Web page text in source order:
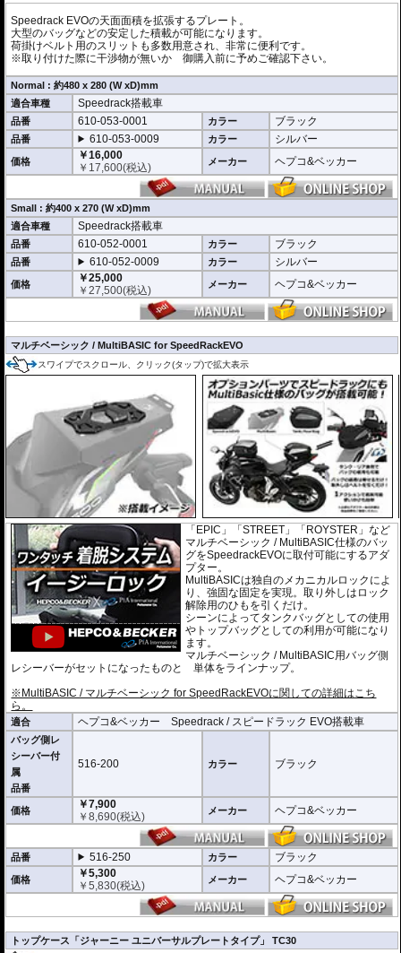
Speedrack EVOの天面面積を拡張するプレート。
大型のバッグなどの安定した積載が可能になります。
荷掛けベルト用のスリットも多数用意され、非常に便利です。
※取り付けた際に干渉物が無いか 御購入前に予めご確認下さい。
Normal : 約480 x 280 (W xD)mm
適合車種
Speedrack搭載車
品番 610-053-0001 カラー ブラック
品番 610-053-0009 カラー シルバー
価格
￥16,000
￥ 17,600(税込) メーカー ヘプコ&ベッカー
Small : 約400 x 270 (W xD)mm
適合車種
Speedrack搭載車
品番 610-052-0001 カラー ブラック
品番 610-052-0009 カラー シルバー
価格
￥25,000
￥27,500(税込) メーカー ヘプコ&ベッカー
マルチベーシック / MultiBASIC for SpeedRackEVO
スワイプでスクロール、クリック(タップ)で拡大表示
「EPIC」「STREET」「ROYSTER」など
マルチベーシック / MultiBASIC仕様のバッ
グをSpeedrackEVOに取付可能にするアダ
プター。
MultiBASICは独自のメカニカルロックによ
り、強固な固定を実現。取り外しはロック
解除用のひもを引くだけ。
シーンによってタンクバッグとしての使用
やトップバッグとしての利用が可能になり
ます。
マルチベーシック / MultiBASIC用バッグ側
レシーバーがセットになったものと 単体をラインナップ。
※MultiBASIC / マルチベーシック for SpeedRackEVOに関しての詳細はこち
ら。
適合 ヘプコ&ベッカー Speedrack / スピードラック EVO搭載車
バッグ側レ
シーバー付
属
品番
516-200 カラー ブラック
価格
￥7,900
￥8,690(税込) メーカー ヘプコ&ベッカー
品番 516-250 カラー ブラック
価格
￥5,300
￥5,830(税込) メーカー ヘプコ&ベッカー
トップケース「ジャーニー ユニバーサルプレートタイプ」 TC30